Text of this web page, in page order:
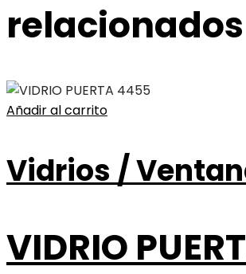
relacionados
Añadir al carrito
Vidrios /
VIDRIO